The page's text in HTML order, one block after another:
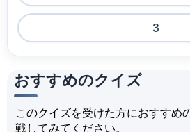
3
おすすめのクイズ
このクイズを受けた方におすすめ
戦してみてください。